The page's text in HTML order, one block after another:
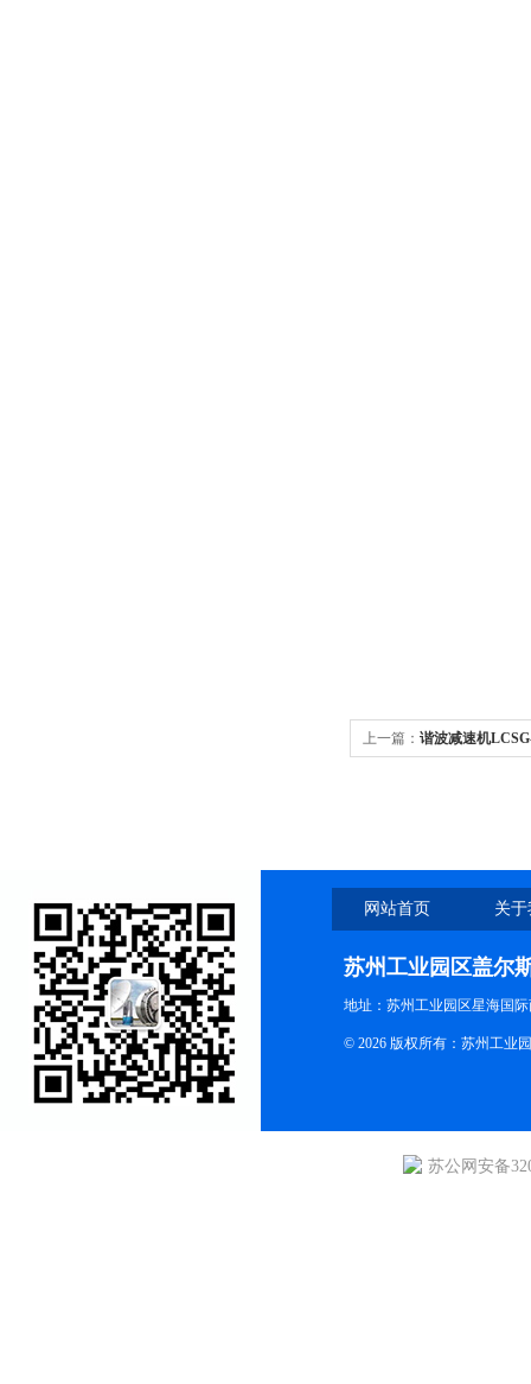
上一篇： 谐波减速机
网站首页 关
苏州工业园区盖尔
地址：苏州工业园区星海国
© 2026 版权所有：苏州工业
苏公网安备